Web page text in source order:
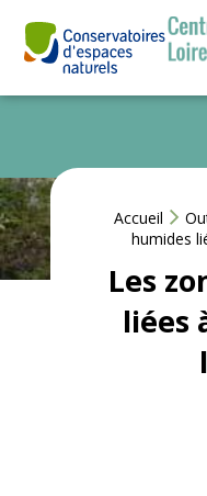
contenu
SOMMES-
NOS
ACTIONS
ACTUS &
EVÈNEMENTS
S’
N
R
E
À
L
A
N
Accueil
humides
Les
liées